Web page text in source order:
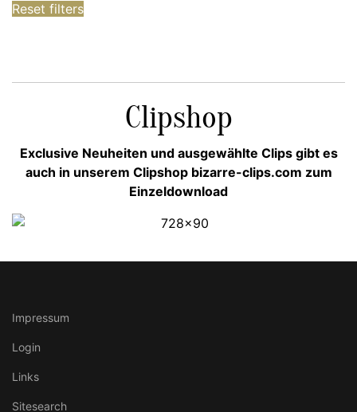
Reset filters
Clipshop
Exclusive Neuheiten und ausgewählte Clips gibt es
auch in unserem Clipshop bizarre-clips.com zum
Einzeldownload
Impressum
Login
Links
Sitesearch